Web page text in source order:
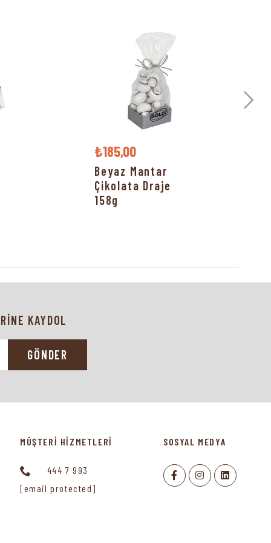
₺185,00
Beyaz Mantar
Çikolata Draje
158g
KAYDOL
GÖNDER
MÜŞTERİ HİZMETLERİ
444 7 993
[email protected]
SOSYAL MEDYA